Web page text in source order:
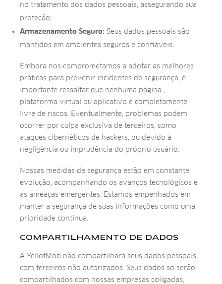
no tratamento dos dados pessoais, assegurando sua
proteção;
Armazenamento Seguro: Seus dados pessoais são
mantidos em ambientes seguros e confiáveis.
Embora nos comprometamos a adotar as melhores
práticas para prevenir incidentes de segurança, é
importante ressaltar que nenhuma página ,
plataforma virtual ou aplicativo é completamente
livre de riscos. Eventualmente, problemas podem
ocorrer por culpa exclusiva de terceiros, como
ataques cibernéticos de hackers, ou devido à
negligência ou imprudência do próprio usuário.
Nossas medidas de segurança estão em constante
evolução, acompanhando os avanços tecnológicos e
as ameaças emergentes. Estamos empenhados em
manter a segurança de suas informações como uma
prioridade contínua.
COMPARTILHAMENTO DE DADOS
A YellotMob não compartilhará seus dados pessoais
com terceiros não autorizados. Seus dados só serão
compartilhados com nossas empresas coligadas,